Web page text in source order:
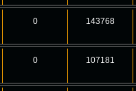
0 143768
0 107181